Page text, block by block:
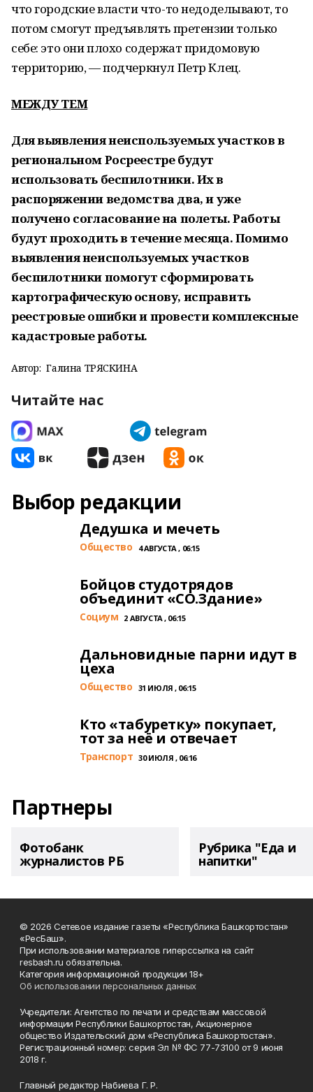
что городские власти что-то недоделывают, то
потом смогут предъявлять претензии только
себе: это они плохо содержат придомовую
территорию, — подчеркнул Петр Клец.
МЕЖДУ ТЕМ
Для выявления неиспользуемых участков в
региональном Росреестре будут
использовать беспилотники. Их в
распоряжении ведомства два, и уже
получено согласование на полеты. Работы
будут проходить в течение месяца. Помимо
выявления неиспользуемых участков
беспилотники помогут сформировать
картографическую основу, исправить
реестровые ошибки и провести комплексные
кадастровые работы.
Автор: Галина ТРЯСКИНА
Читайте нас
Выбор редакции
Дедушка и мечеть
Общество 4 АВГУСТА , 06:15
Бойцов студотрядов
объединит «СО.Здание»
Cоциум 2 АВГУСТА , 06:15
Дальновидные парни идут в
цеха
Общество 31 ИЮЛЯ , 06:15
Кто «табуретку» покупает,
тот за неё и отвечает
Транспорт 30 ИЮЛЯ , 06:16
Партнеры
Фотобанк
журналистов РБ
Рубрика "Еда и
напитки"
© 2026 Сетевое издание газеты «Республика Башкортостан»
«РесБаш».
При использовании материалов гиперссылка на сайт
resbash.ru обязательна.
Категория информационной продукции 18+
Об использовании персональных данных
Учредители: Агентство по печати и средствам массовой
информации Республики Башкортостан, Акционерное
общество Издательский дом «Республика Башкортостан».
Регистрационный номер: серия Эл № ФС 77-73100 от 9 июня
2018 г.
Главный редактор Набиева Г. Р.